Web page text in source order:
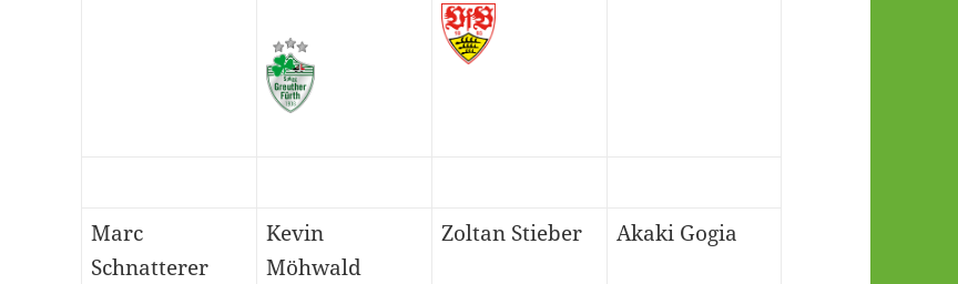
Marc
Schnatterer
Kevin
Möhwald
Zoltan Stieber Akaki Gogia